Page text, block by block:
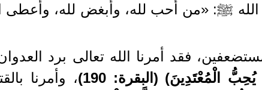
ﷺ: «من أحب لله، وأبغض لله، وأعطى
فقد أمرنا الله تعالى برد
الْمُعْتَدِينَ) (البقرة: 190)
، وأمرنا